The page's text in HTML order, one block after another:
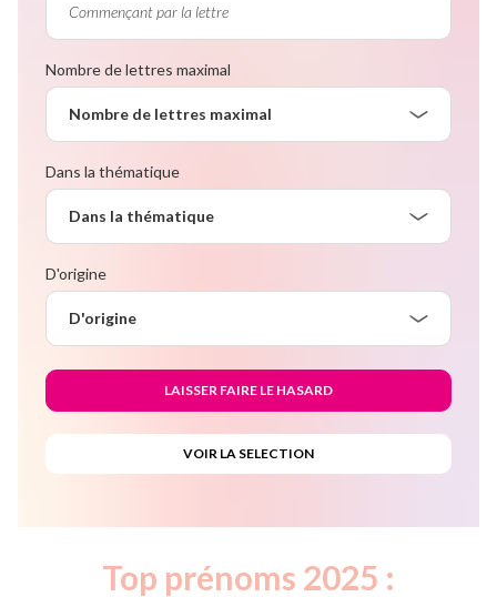
Nombre de lettres maximal
Nombre de lettres maximal
Dans la thématique
Dans la thématique
D'origine
D'origine
Top prénoms 2025 :